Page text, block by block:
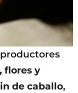
flores y
de caballo,